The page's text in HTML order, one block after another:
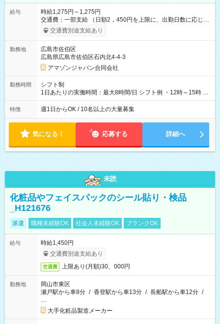
給与
時給1,275円～1,275円
交通費：一部支給 （日額2，450円を上限に、出勤日数に応じて
実費支給） ※22:00～翌5:00までは時給25%UP！ ■給与前払い
制度あり ※前払い額の上限あり、手数料無料（Amazon負担）
交通費別途支給あり
勤務地
広島市佐伯区
広島県広島市佐伯区石内北4-4-3
アマゾンジャパン合同会社
勤務時間
シフト制
1日あたりの実働時間：最大8時間/日 シフト例 ・12時～15時 入
社後、就業可能シフトをご確認の上、申請してください。
特徴 週1日からOK / 10名以上の大量募集
気になる！ 応募する 詳細へ
未読
化粧品やフェイスパックのシール貼り・検品
_H121676
派遣 職種未経験OK 社会人未経験OK ブランクOK
給与
時給1,450円
交通費別途支給あり
交通費 上限あり(月額)30、000円
勤務地
岡山市東区
瀬戸駅から車8分 / 香登駅から車13分 / 長船駅から車12分 /
…
大手化粧品製造メーカー